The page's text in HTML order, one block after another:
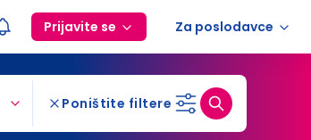
Prijavite se Za poslodavce
Poništite filtere